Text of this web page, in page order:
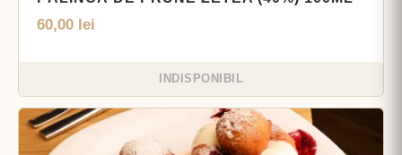
60,00 lei
INDISPONIBIL